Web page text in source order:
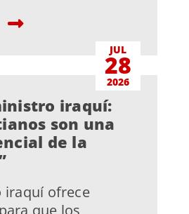
JUL
28
2026
iraquí:
son una
de la
iraquí ofrece
que los